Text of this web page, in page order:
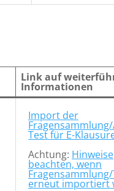
Link auf
Informationen
Import der
Test für E-
Achtung: Hinweise
beachten, wenn
erneut importiert